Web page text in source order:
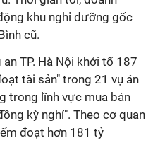
khu nghỉ dưỡng gốc
cũ.
TP. Hà Nội khởi tố 187
tài sản" trong 21 vụ án
trong lĩnh vực mua bán
kỳ nghỉ". Theo cơ quan
đoạt hơn 181 tỷ